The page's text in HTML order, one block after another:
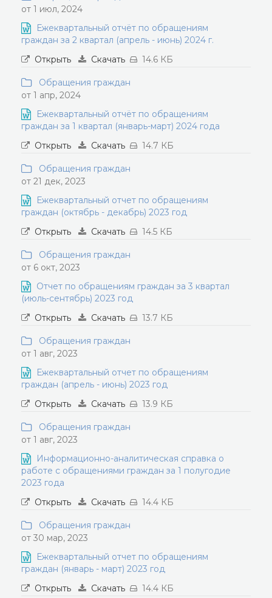
от 1 июл, 2024
Ежеквартальный отчёт по обращениям
граждан за 2 квартал (апрель - июнь) 2024 г.
Открыть
Скачать 14.6 КБ
Обращения граждан
от 1 апр, 2024
Ежеквартальный отчёт по обращениям
граждан за 1 квартал (январь-март) 2024 года
Открыть
Скачать 14.7 КБ
Обращения граждан
от 21 дек, 2023
Ежеквартальный отчет по обращениям
граждан (октябрь - декабрь) 2023 год
Открыть
Скачать 14.5 КБ
Обращения граждан
от 6 окт, 2023
Отчет по обращениям граждан за 3 квартал
(июль-сентябрь) 2023 год
Открыть
Скачать 13.7 КБ
Обращения граждан
от 1 авг, 2023
Ежеквартальный отчет по обращениям
граждан (апрель - июнь) 2023 год
Открыть
Скачать 13.9 КБ
Обращения граждан
от 1 авг, 2023
Информационно-аналитическая справка о
работе с обращениями граждан за 1 полугодие
2023 года
Открыть
Скачать 14.4 КБ
Обращения граждан
от 30 мар, 2023
Ежеквартальный отчет по обращениям
граждан (январь - март) 2023 год
Открыть
Скачать 14.4 КБ